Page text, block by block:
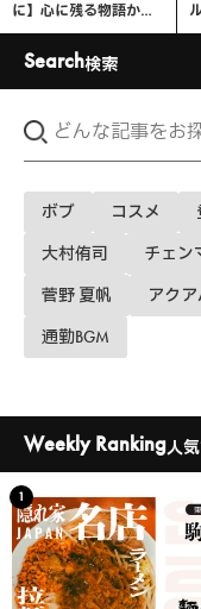
に】心に残る物語から
インスピレーションを
得たデザインたち
Search検索
ボブ コスメ
大村侑司 チェン
菅野 夏帆 アク
通勤BGM
Weekly Ranking人
1